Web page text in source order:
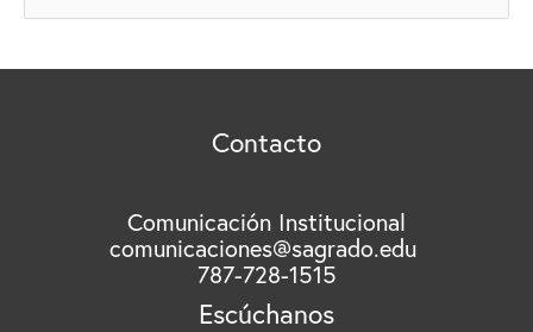
S
c
Contacto
Comunicación Institucional
comunicaciones@sagrado.edu
787-728-1515
Escúchanos